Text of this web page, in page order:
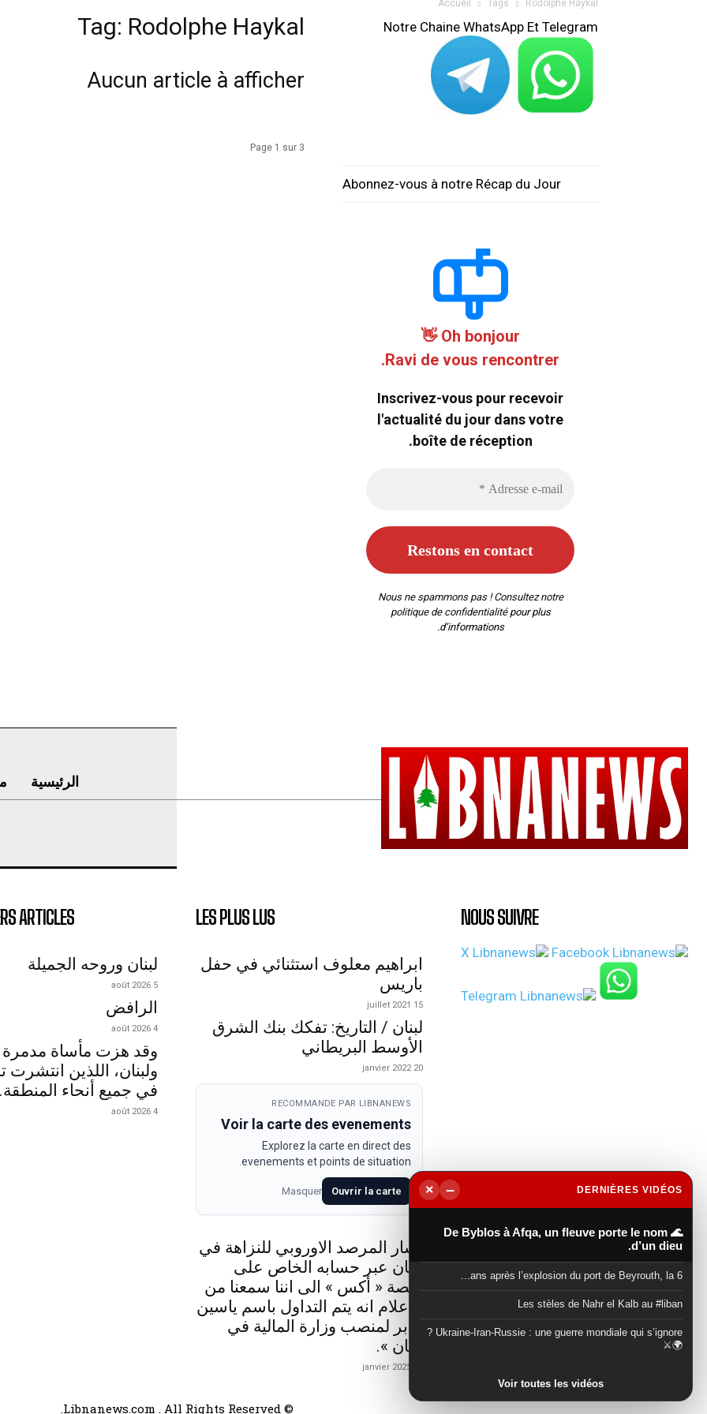
Accueil Tags Rodolphe Haykal
Tag: Rodolphe Haykal
Aucun article à afficher
Page 1 sur 3
Notre Chaine WhatsApp Et Telegram
Abonnez-vous à notre Récap du Jour
Oh bonjour 👋
Ravi de vous rencontrer.
Inscrivez-vous pour recevoir
l'actualité du jour dans votre
boîte de réception.
Nous ne spammons pas ! Consultez notre
politique de confidentialitépour plus
d’informations.
الرئيسية
ARTICLES
لبنان وروحه الجميلة
5 août 2026
الرافض
4 août 2026
وقد هزت مأساة مدمرة
ولبنان، اللذين انتشرت
في جميع أنحاء المنطقة.
4 août 2026
LES PLUS LUS
ابراهيم معلوف استثنائي في حفل
باريس
15 juillet 2021
لبنان / التاريخ: تفكك بنك الشرق
الأوسط البريطاني
20 janvier 2022
RECOMMANDE PAR LIBNANEWS
Voir la carte des evenements
Explorez la carte en direct des
evenements et points de situation.
Ouvrir la carte
Masquer
أشار المرصد الاوروبي للنزاهة في
لبنان عبر حسابه الخاص على
منصة « أكس » الى اننا سمعنا من
الاعلام انه يتم التداول باسم ياسين
جابر لمنصب وزارة المالية في
لبنان ».
NOUS SUIVRE
© Libnanews.com . All Rights Reserved.
DERNIÈRES VIDÉOS
−
×
🌊 De Byblos à Afqa, un fleuve porte le nom
d’un dieu.
6 ans après l’explosion du port de Beyrouth, la...
Les stèles de Nahr el Kalb au #liban
Ukraine-Iran-Russie : une guerre mondiale qui s’ignore ?
🌍⚔️
Voir toutes les vidéos